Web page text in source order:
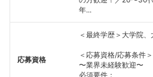
年...
応募資格
＜最終学歴＞大学院
＜応募資格/応募条件＞
〜業界未経験歓迎〜
必須要件：